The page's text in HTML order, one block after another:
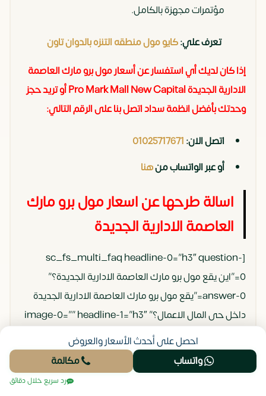
مؤتمرات مجهزة بالكامل.
تعرف علي:كايو مول منطقه التنزه بالدوان تاون
إذا كان لديك أي استفسار عن أسعار مول برو مارك العاصمة
الادارية الجديدة Pro Mark Mall New Capital أو تريد حجز
وحدتك بأفضل انظمة سداد اتصل بنا على الرقم التالي:
اتصل الان:01025717671
أو عبر الواتساب منهنا
اسالة طرحها عن اسعار مول برو مارك
العاصمة الادارية الجديدة
[sc_fs_multi_faq headline-0=”h3″ question-
0=”اين يقع مول برو مارك العاصمة الادارية الجديدة؟”
answer-0=”يقع مول برو مارك العاصمة الادارية الجديدة
داخل حى المال الاعمال؟” image-0=”” headline-1=”h3″
question-1=”من هى الشركة المطورة لمول برو مارك
العاصمة الادارية الجديدة؟” answer-1=”شركة إم جي
للتطوير العقارى.” image-1=”” headline-2=”h3″
احصل على أحدث الأسعار والعروض
واتساب
مكالمة
رد سريع خلال دقائق